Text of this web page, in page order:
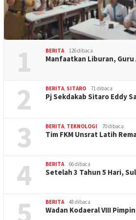
1 BERITA 126 dibaca
Manfaatkan Liburan,
2 BERITA, SITARO 71 dibaca
Pj Sekdakab Sitaro Eddy
3 BERITA, TEKNOLOGI 70 dibaca
Tim FKM Unsrat Latih
4 BERITA 66 dibaca
Setelah 3 Tahun 5 Hari,
5 BERITA 48 dibaca
Wadan Kodaeral VIII